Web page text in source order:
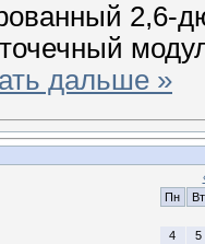
дальше »
Пн
Вт
4
5